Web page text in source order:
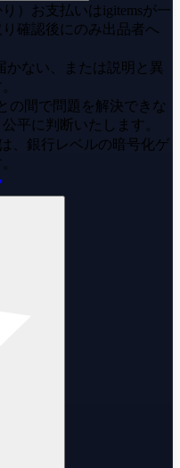
） お支払いはigitemsが一
確認後にのみ出品者へ
かない、または説明と異
の間で問題を解決できな
平に判断いたします。
、銀行レベルの暗号化ゲ